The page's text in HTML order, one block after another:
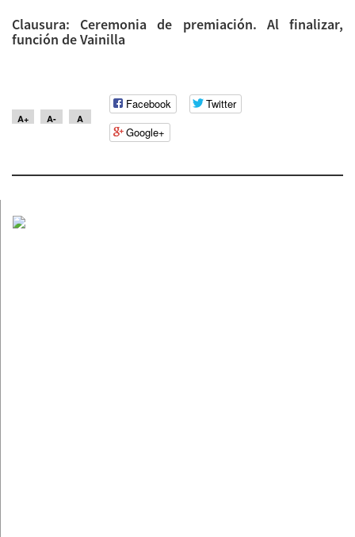
Clausura: Ceremonia de premiación. Al finalizar,
función de Vainilla
A+ A- A
Facebook
Twitter
Google+